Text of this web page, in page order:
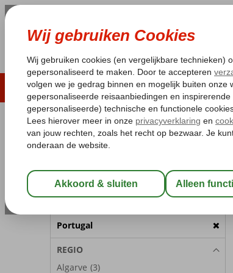
LAST MINUTE ZOMER 2026
Pakketgarantie Laagsteprijsgarantie*
REISGEZELSCHAP
Wijzig Reisgezelschap
Portugal
REGIO
Algarve (3)